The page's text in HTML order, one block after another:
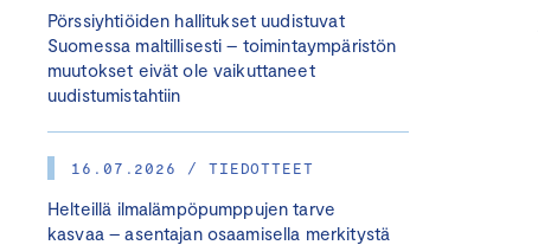
Pörssiyhtiöiden hallitukset uudistuvat
Suomessa maltillisesti – toimintaympäristön
muutokset eivät ole vaikuttaneet
uudistumistahtiin
16.07.2026 / TIEDOTTEET
Helteillä ilmalämpöpumppujen tarve
kasvaa – asentajan osaamisella merkitystä